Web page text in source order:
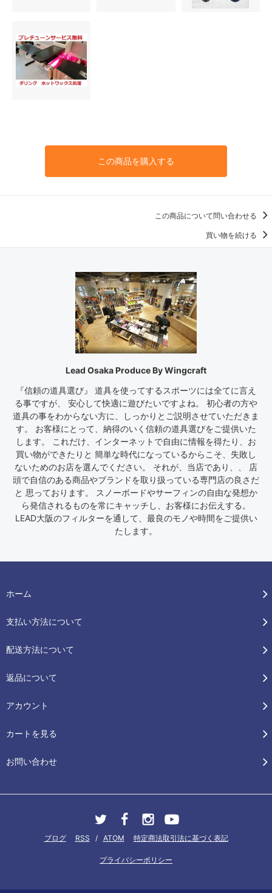
この商品を購入する
この商品について問い合わせる
買い物を続ける
Lead Osaka Produce By Wingcraft
『信頼の道具選び』 道具を使ってするスポーツには全てに言え
る事ですが、 安心して快適に遊びたいですよね。 初心者の方や
道具の事をわからない方に、しっかりとご説明させていただきま
す。 お客様にとって、納得のいく信頼の道具選びをご提供いた
します。 これだけ、インターネットで自由に情報を得たり、お
買い物ができたりと 簡単な時代になっているからこそ、失敗し
ないためのお店を選んでください。 それが、当店であり、、 店
頭で自信のある商品やブランドを取り扱っている専門店の良さだ
と 思っております。 スノーボードやサーフィンの自由な発想か
ら発信されるものを常にキャッチし、お客様にお伝えする。
LEAD大阪のフィルターを通して、最良のモノや時間をご提供い
たします。
ホーム
支払い方法について
配送方法について
返品について
アカウント
カートを見る
お問い合わせ
ブログ RSS / ATOM 特定商法取引法に基づく表記
プライバシーポリシー